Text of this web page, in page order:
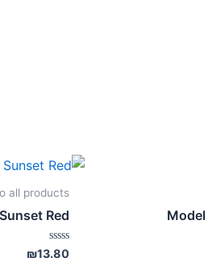
Model
all products
Red
דורג
0
₪13.80